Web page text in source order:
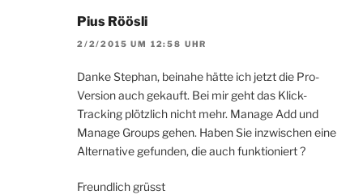
Pius Röösli
2/2/2015 UM 12:58 UHR
Danke Stephan, beinahe hätte ich jetzt die Pro-
Version auch gekauft. Bei mir geht das Klick-
Tracking plötzlich nicht mehr. Manage Add und
Manage Groups gehen. Haben Sie inzwischen eine
Alternative gefunden, die auch funktioniert ?
Freundlich grüsst